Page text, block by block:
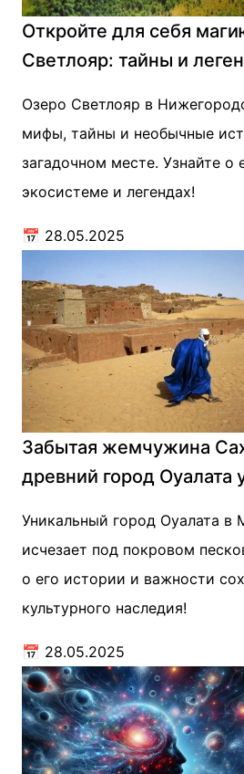
Откройте для себя
Светлояр: тайны и
Озеро Светлояр в
мифы, тайны и необычные
загадочном месте. Узнайте о
экосистеме и легендах!
📅 28.05.2025
Забытая жемчужина
древний город Оуалата
Уникальный город Оуалата в
исчезает под покровом
о его истории и важности
культурного наследия!
📅 28.05.2025